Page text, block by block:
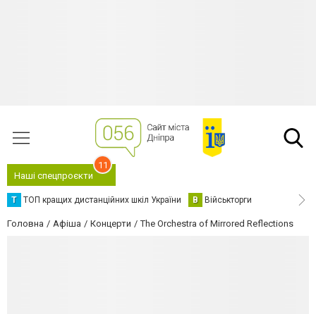
Наші спецпроєкти
11
Т ТОП кращих дистанційних шкіл України В Військторги
Головна Афіша Концерти The Orchestra of Mirrored Reflections